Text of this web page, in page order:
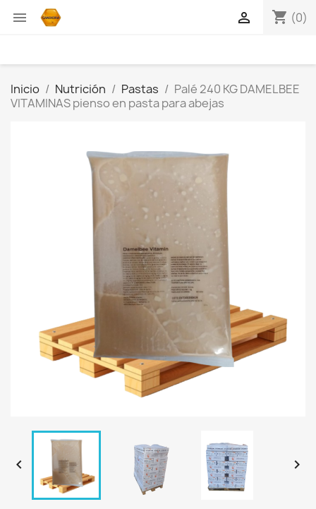
 shopping_cart (0)

Inicio Nutrición Pastas
Palé 240 KG DAMELBEE
VITAMINAS pienso en pasta para abejas
 